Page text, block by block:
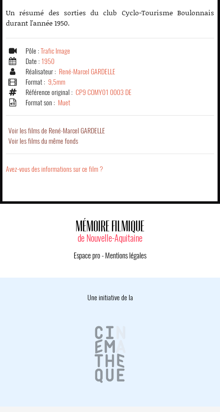
Un résumé des sorties du club Cyclo-Tourisme Boulonnais
durant l'année 1950.
Pôle : Trafic Image
Date : 1950
Réalisateur : René-Marcel GARDELLE
Format : 9,5mm
Référence original : CP9 COMY01 0003 DE
Format son : Muet
Voir les films de René-Marcel GARDELLE
Voir les films du même fonds
Avez-vous des informations sur ce film ?
MÉMOIRE FILMIQUE
de Nouvelle-Aquitaine
Espace pro- Mentions légales
Une initiative de la